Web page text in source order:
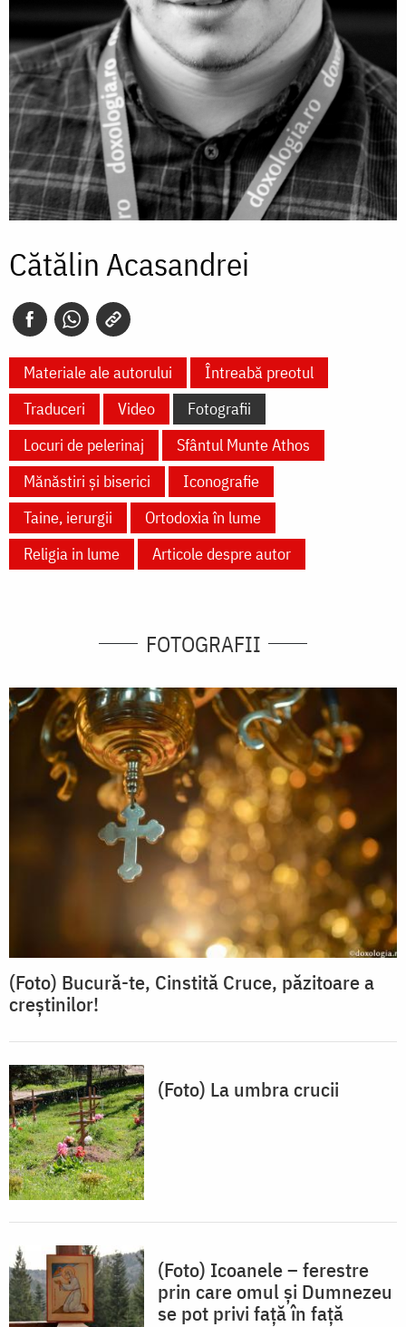
Cătălin Acasandrei
Materiale ale autorului
Întreabă preotul
Traduceri
Video
Fotografii
Locuri de pelerinaj
Sfântul Munte Athos
Mănăstiri și biserici
Iconografie
Taine, ierurgii
Ortodoxia în lume
Religia in lume
Articole despre autor
FOTOGRAFII
(Foto) Bucură-te, Cinstită Cruce, păzitoare a
creștinilor!
(Foto) La umbra crucii
(Foto) Icoanele – ferestre
prin care omul și Dumnezeu
se pot privi față în față